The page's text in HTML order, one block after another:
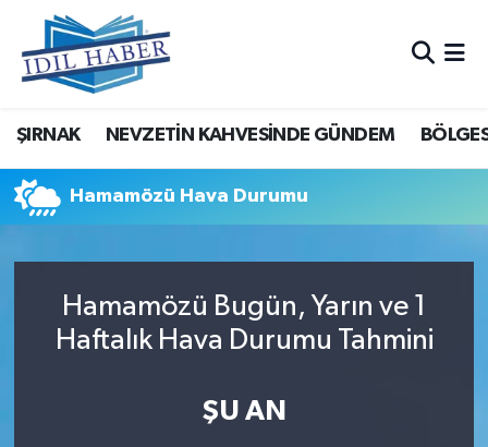
ŞIRNAK NEVZETİN KAHVESİNDE GÜNDEM
Hamamözü Hava Durumu
Hamamözü Bugün, Yarın ve 1
Haftalık Hava Durumu Tahmini
ŞU AN
Nöbetçi Eczaneler
Hava Durumu
Trafik Durumu
Tüm Manşetler